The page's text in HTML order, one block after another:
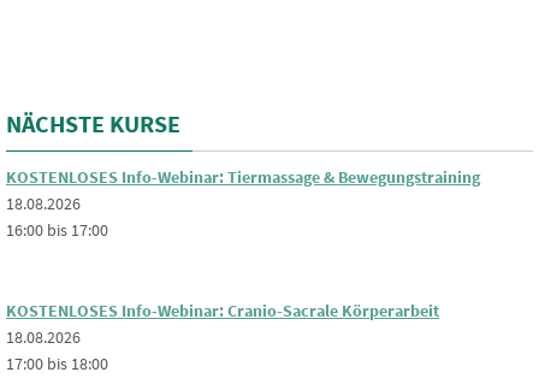
NÄCHSTE KURSE
KOSTENLOSES Info-Webinar: Tiermassage & Bewegungstraining
18.08.2026
16:00 bis 17:00
KOSTENLOSES Info-Webinar: Cranio-Sacrale Körperarbeit
18.08.2026
17:00 bis 18:00